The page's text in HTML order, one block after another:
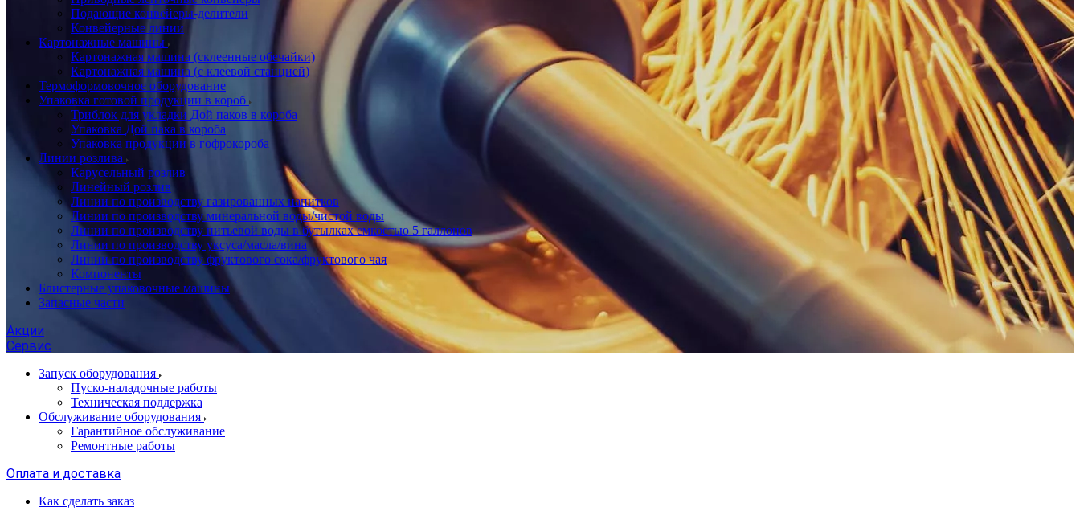
Подающие конвейеры-делители
Конвейерные линии
Картонажные машины
Картонажная машина (склеенные обечайки)
Картонажная машина (с клеевой станцией)
Термоформовочное оборудование
Упаковка готовой продукции в короб
Триблок для укладки Дой паков в короба
Упаковка Дой пака в короба
Упаковка продукции в гофрокороба
Линии розлива
Карусельный розлив
Линейный розлив
Линии по производству газированных напитков
Линии по производству минеральной воды/чистой воды
Линии по производству питьевой воды в бутылках емкостью 5 галлонов
Линии по производству уксуса/масла/вина
Линии по производству фруктового сока/фруктового чая
Компоненты
Блистерные упаковочные машины
Запасные части
Акции
Сервис
Запуск оборудования
Пуско-наладочные работы
Техническая поддержка
Обслуживание оборудования
Гарантийное обслуживание
Ремонтные работы
Оплата и доставка
Как сделать заказ